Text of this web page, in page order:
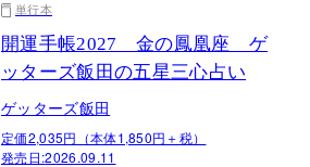
単行本
開運手帳2027 金の鳳凰座 ゲ
ッターズ飯田の五星三心占い
ゲッターズ飯田
定価2,035円（本体1,850円＋税）
発売日:2026.09.11